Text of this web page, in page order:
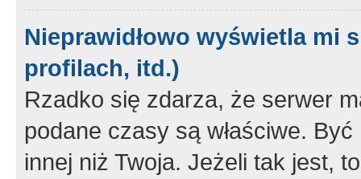
Nieprawidłowo wyświetla mi
profilach, itd.)
Rzadko się zdarza, że serwer
podane czasy są właściwe.
innej niż Twoja. Jeżeli tak jest,